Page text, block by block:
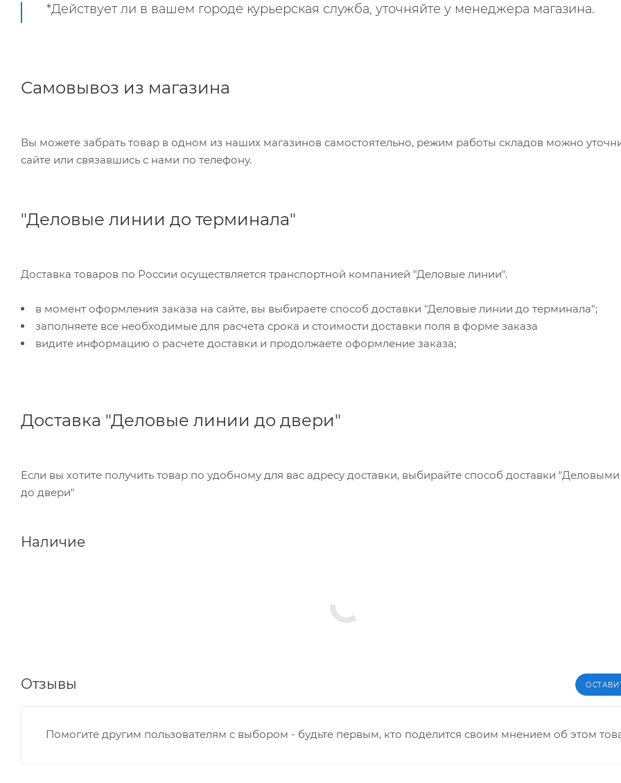
*Действует ли в вашем городе курьерская служба, уточняйте у менеджера магазина.
Самовывоз из магазина
Вы можете забрать товар в одном из наших магазинов самостоятельно, режим работы складов можно уточнить на
сайте или связавшись с нами по телефону.
"Деловые линии до терминала"
Доставка товаров по России осуществляется транспортной компанией "Деловые линии".
в момент оформления заказа на сайте, вы выбираете способ доставки "Деловые линии до терминала";
заполняете все необходимые для расчета срока и стоимости доставки поля в форме заказа
видите информацию о расчете доставки и продолжаете оформление заказа;
Доставка "Деловые линии до двери"
Если вы хотите получить товар по удобному для вас адресу доставки, выбирайте способ доставки
до двери"
Наличие
Отзывы
Помогите другим пользователям с выбором - будьте первым, кто поделится своим мнением об этом